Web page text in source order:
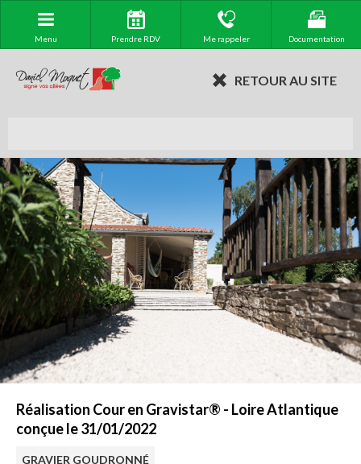
Menu Prendre RDV Me rappeler Documentation
RETOUR AU SITE
Réalisation Cour en Gravistar® - Loire Atlantique
conçue le 31/01/2022
GRAVIER GOUDRONNÉ